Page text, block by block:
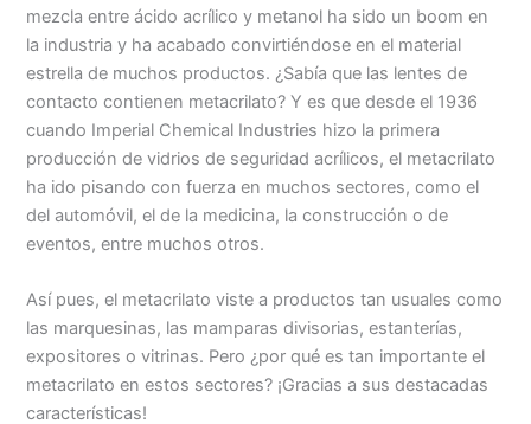
mezcla entre ácido acrílico y metanol ha sido un boom en
la industria y ha acabado convirtiéndose en el material
estrella de muchos productos. ¿Sabía que las lentes de
contacto contienen metacrilato? Y es que desde el 1936
cuando Imperial Chemical Industries hizo la primera
producción de vidrios de seguridad acrílicos, el metacrilato
ha ido pisando con fuerza en muchos sectores, como el
del automóvil, el de la medicina, la construcción o de
eventos, entre muchos otros.
Así pues, el metacrilato viste a productos tan usuales como
las marquesinas, las mamparas divisorias, estanterías,
expositores o vitrinas. Pero ¿por qué es tan importante el
metacrilato en estos sectores? ¡Gracias a sus destacadas
características!